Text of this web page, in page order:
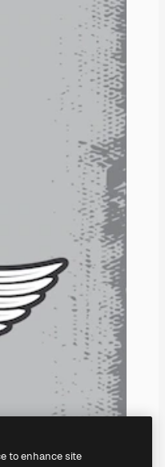
to enhance site